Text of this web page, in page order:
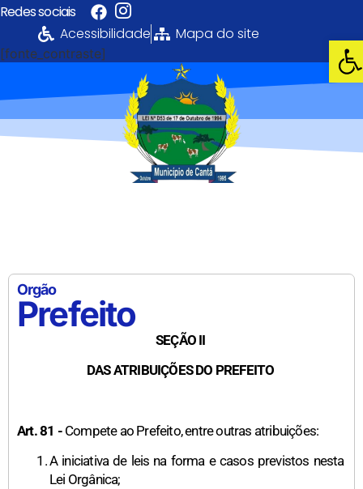
Redes sociais
Acessibilidade
Mapa do site
[fonte_contraste]
Orgão
Prefeito
SEÇÃO II
DAS ATRIBUIÇÕES DO PREFEITO
Art. 81 -Compete ao Prefeito, entre outras atribuições:
A iniciativa de leis na forma e casos previstos nesta
Lei Orgânica;